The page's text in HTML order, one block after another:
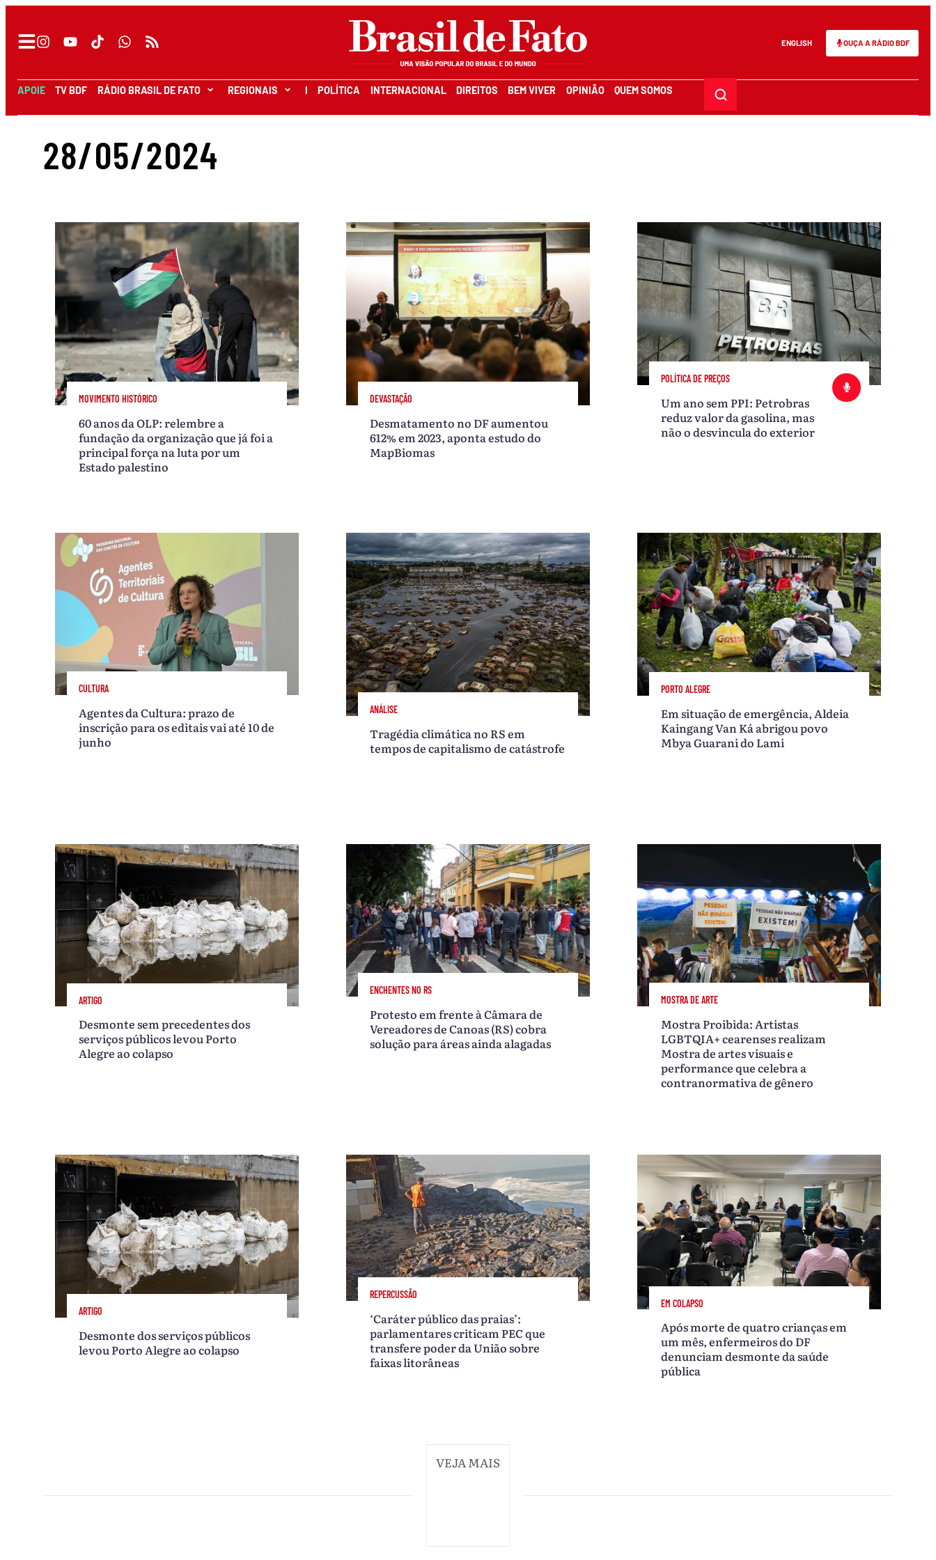
ENGLISH OUÇA A RÁDIO BDF
APOIE TV BDF RÁDIO BRASIL DE FATO REGIONAIS I POLÍTICA INTERNACIONAL DIREITOS BEM VIVER OPINIÃO QUEM SOMOS
28/05/2024
MOVIMENTO HISTÓRICO
60 anos da OLP: relembre a
fundação da organização que já foi a
principal força na luta por um
Estado palestino
DEVASTAÇÃO
Desmatamento no DF aumentou
612% em 2023, aponta estudo do
MapBiomas
POLÍTICA DE PREÇOS
Um ano sem PPI: Petrobras
reduz valor da gasolina, mas
não o desvincula do exterior
CULTURA
Agentes da Cultura: prazo de
inscrição para os editais vai até 10 de
junho
ANÁLISE
Tragédia climática no RS em
tempos de capitalismo de catástrofe
PORTO ALEGRE
Em situação de emergência, Aldeia
Kaingang Van Ká abrigou povo
Mbya Guarani do Lami
ARTIGO
Desmonte sem precedentes dos
serviços públicos levou Porto
Alegre ao colapso
ENCHENTES NO RS
Protesto em frente à Câmara de
Vereadores de Canoas (RS) cobra
solução para áreas ainda alagadas
MOSTRA DE ARTE
Mostra Proibida: Artistas
LGBTQIA+ cearenses realizam
Mostra de artes visuais e
performance que celebra a
contranormativa de gênero
ARTIGO
Desmonte dos serviços públicos
levou Porto Alegre ao colapso
REPERCUSSÃO
‘Caráter público das praias’:
parlamentares criticam PEC que
transfere poder da União sobre
faixas litorâneas
EM COLAPSO
Após morte de quatro crianças em
um mês, enfermeiros do DF
denunciam desmonte da saúde
pública
VEJA MAIS